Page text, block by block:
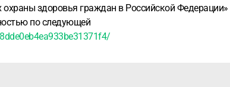
здоровья граждан в Российской
по следующей